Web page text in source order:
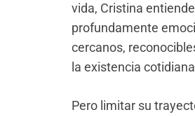
vida, Cristina
profundamente
cercanos,
la existencia
Pero limitar su